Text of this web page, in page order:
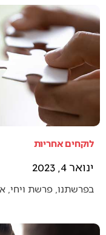
לוקחים אחריות
ינואר 4, 2023
בפרשתנו, פרשת ויחי,